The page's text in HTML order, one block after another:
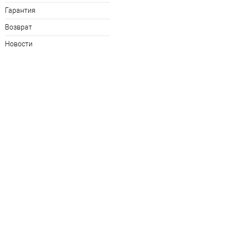
Гарантия
Возврат
Новости